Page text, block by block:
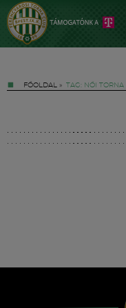
FŐOLDAL » TAG: NŐI TORNA
Hírek